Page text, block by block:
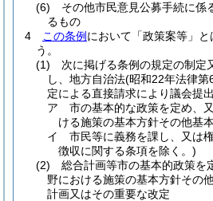
(6)
その他市民意見公募手続に係
るもの
4
この条例 において「政策案等」
う。
(1)
次に掲げる条例の規定の制定
し、地方自治法(昭和22年法律第
定による直接請求により議会提
ア
市の基本的な政策を定め、
ける施策の基本方針その他基
イ
市民等に義務を課し、又は
徴収に関する条項を除く。)
(2)
総合計画等市の基本的政策を
野における施策の基本方針その
計画又はその重要な改定